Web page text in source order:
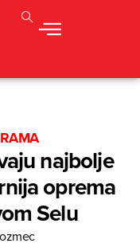
najbolje
oprema
Selu